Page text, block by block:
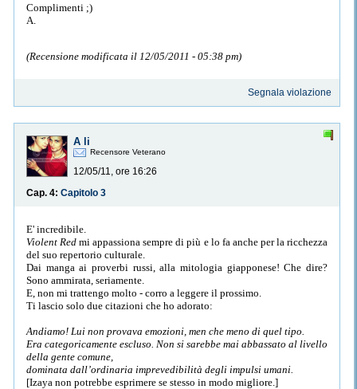
Complimenti ;)
A.
(Recensione modificata il 12/05/2011 - 05:38 pm)
Segnala violazione
A li
Recensore Veterano
12/05/11, ore 16:26
Cap. 4: Capitolo 3
E' incredibile.
Violent Redmi appassiona sempre di più e lo fa anche per la ricchezza
del suo repertorio culturale.
Dai manga ai proverbi russi, alla mitologia giapponese! Che dire?
Sono ammirata, seriamente.
E, non mi trattengo molto - corro a leggere il prossimo.
Ti lascio solo due citazioni che ho adorato:
Andiamo! Lui non provava emozioni, men che meno di quel tipo.
Era categoricamente escluso. Non si sarebbe mai abbassato al livello
della gente comune,
dominata dall’ordinaria imprevedibilità degli impulsi umani.
[Izaya non potrebbe esprimere se stesso in modo migliore.]